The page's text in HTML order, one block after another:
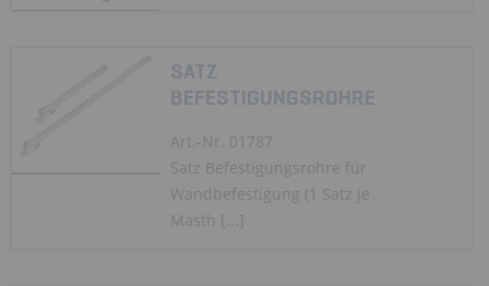
SATZ
BEFESTIGUNGSROHRE
Art.-Nr. 01787
Satz Befestigungsrohre für
Wandbefestigung (1 Satz je
Masth [...]